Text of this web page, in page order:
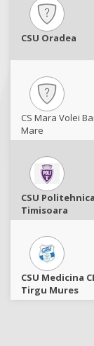
CSU Oradea
CS Mara Volei
Mare
CSU Politehnica
Timisoara
CSU Medicina
Tirgu Mures